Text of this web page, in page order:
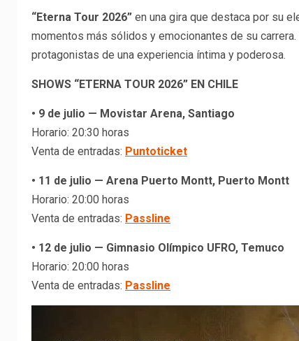
“Eterna Tour 2026” en una gira que destaca por su
momentos más sólidos y emocionantes de su
protagonistas de una experiencia íntima y poderosa.
SHOWS “ETERNA TOUR 2026” EN CHILE
• 9 de julio — Movistar Arena, Santiago
Horario: 20:30 horas
Venta de entradas: Puntoticket
• 11 de julio — Arena Puerto Montt, Puerto Montt
Horario: 20:00 horas
Venta de entradas: Passline
• 12 de julio — Gimnasio Olímpico UFRO, Temuco
Horario: 20:00 horas
Venta de entradas: Passline